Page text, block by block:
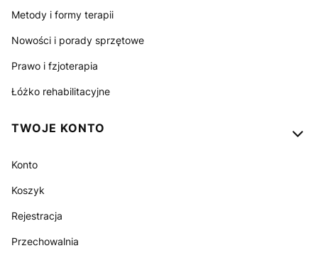
Metody i formy terapii
Nowości i porady sprzętowe
Prawo i fzjoterapia
Łóżko rehabilitacyjne
TWOJE KONTO
Konto
Koszyk
Rejestracja
Przechowalnia